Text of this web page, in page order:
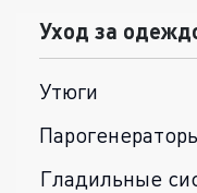
Уход за
Утюги
Гладильные